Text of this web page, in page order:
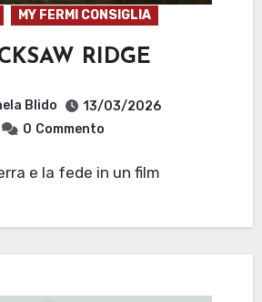
MY FERMI CONSIGLIA
RIDGE
Blido
13/03/2026
0 Commento
e la fede in un film